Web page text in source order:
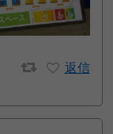
返信